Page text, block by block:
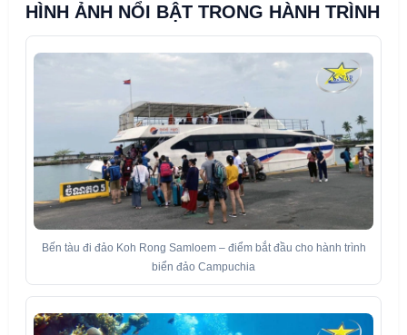
HÌNH ẢNH NỔI BẬT TRONG HÀNH TRÌNH
Bến tàu đi đảo Koh Rong Samloem – điểm bắt đầu cho hành trình
biển đảo Campuchia